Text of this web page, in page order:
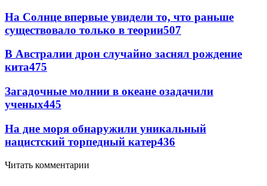
На Солнце впервые увидели то, что раньше
существовало только в теории507
В Австралии дрон случайно заснял рождение
кита475
Загадочные молнии в океане озадачили
ученых445
На дне моря обнаружили уникальный
нацистский торпедный катер436
Читать комментарии